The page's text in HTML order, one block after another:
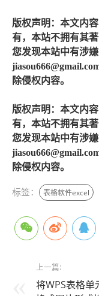
版权声明：本文内
有，本站不拥有其
您发现本站中有涉
除侵权内容。
版权声明：本文内
有，本站不拥有其
您发现本站中有涉
除侵权内容。
标签： 表格软件excel
上一篇:
将WPS表格单